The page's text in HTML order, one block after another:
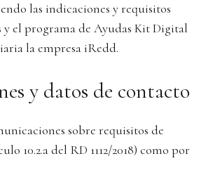
las indicaciones y requisitos
y el programa de Ayudas Kit Digital
la empresa iRedd.
y datos de contacto
sobre requisitos de
10.2.a del RD 1112/2018) como por